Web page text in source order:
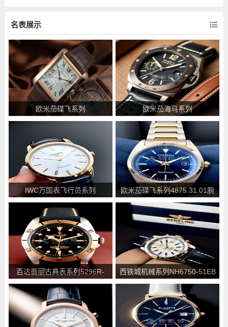
名表展示
欧米茄碟飞系列
424.10.40.20.02.007腕表 价格
欧米茄海马系列
210.62.44.20.01.001腕表 价格
_参数介绍
IWC万国表飞行员系列
IW371815腕表 价格_参数介绍
欧米茄碟飞系列4875.31.01腕
表 价格_参数介绍
百达翡丽古典表系列5296R-
001玫瑰金腕表 价格_参数介绍
西铁城机械系列NH6750-51EB
腕表 价格_参数介绍